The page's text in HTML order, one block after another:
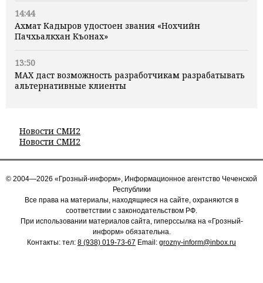
14:44
Ахмат Кадыров удостоен звания «Нохчийн
Пачхьалкхан Къонах»
13:50
MAX даст возможность разработчикам разрабатывать
альтернативные клиенты
Новости СМИ2
Новости СМИ2
© 2004—2026 «Грозный-информ», Информационное агентство Чеченской
Республики
Все права на материалы, находящиеся на сайте, охраняются в
соответствии с законодательством РФ.
При использовании материалов сайта, гиперссылка на «Грозный-
информ» обязательна.
Контакты: тел: 8 (938) 019-73-67 Email: grozny-inform@inbox.ru